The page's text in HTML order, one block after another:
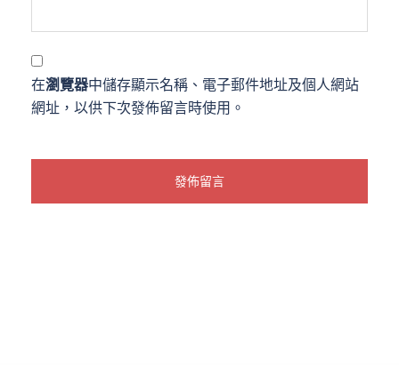
在瀏覽器中儲存顯示名稱、電子郵件地址及個人網站
網址，以供下次發佈留言時使用。